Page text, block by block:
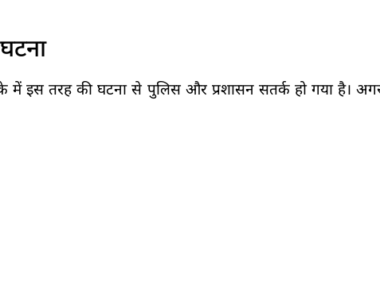
इस तरह की घटना से पुलिस और प्रशासन सतर्क हो गया है।